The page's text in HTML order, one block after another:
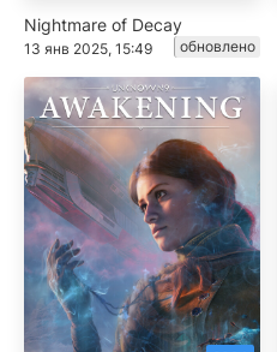
Nightmare of Decay
13 янв 2025, 15:49 обновлено